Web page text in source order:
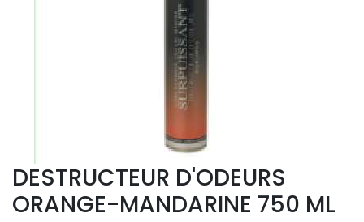
DESTRUCTEUR D'ODEURS
ORANGE-MANDARINE 750 ML